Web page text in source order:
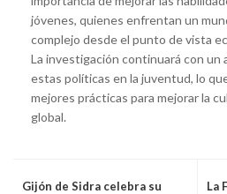
jóvenes, quienes enfrentan un
complejo desde el punto de vista
La investigación continuará con un
estas políticas en la juventud, lo
mejores prácticas para mejorar la
global.
Gijón de Sidra celebra su
La